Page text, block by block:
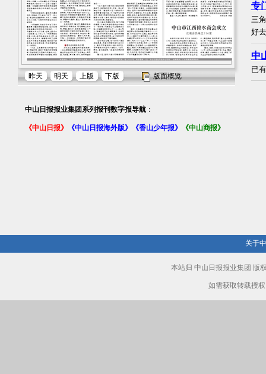
昨天 明天 上版 下版 版面概览
中山日报报业集团系列报刊数字报导航 ：
《中山日报》 《中山日报海外版》 《香山少年报》 《中山商报》
专
三
好
中
已
关于
本站归 中山日报报业集团 版
如需获取转载授